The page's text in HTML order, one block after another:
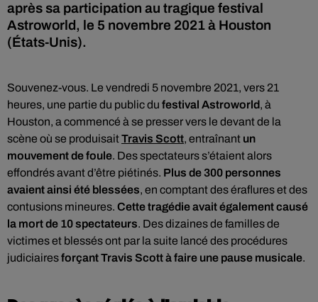
après sa participation au tragique festival
Astroworld, le 5 novembre 2021 à Houston
(États-Unis).
Souvenez-vous. Le vendredi 5 novembre 2021, vers 21
heures, une partie du public du festival Astroworld, à
Houston, a commencé à se presser vers le devant de la
scène où se produisaitTravis Scott, entraînant un
mouvement de foule. Des spectateurs s’étaient alors
effondrés avant d’être piétinés. Plus de 300 personnes
avaient ainsi été blessées, en comptant des éraflures et des
contusions mineures. Cette tragédie avait également causé
la mort de 10 spectateurs. Des dizaines de familles de
victimes et blessés ont par la suite lancé des procédures
judiciairesforçant Travis Scott à faire une pause musicale.